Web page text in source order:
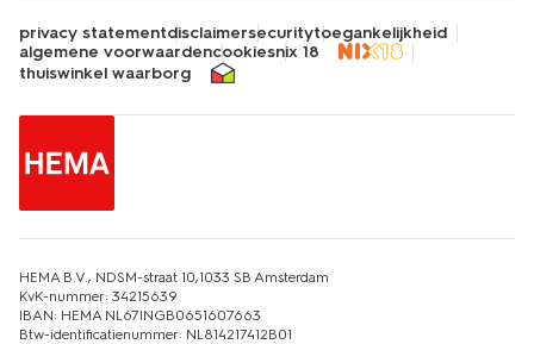
privacy statementdisclaimersecuritytoegankelijkheid
algemene voorwaardencookiesnix 18
thuiswinkel waarborg
HEMA B.V., NDSM-straat 10,1033 SB Amsterdam
KvK-nummer: 34215639
IBAN: HEMA NL67INGB0651607663
Btw-identificatienummer: NL814217412B01